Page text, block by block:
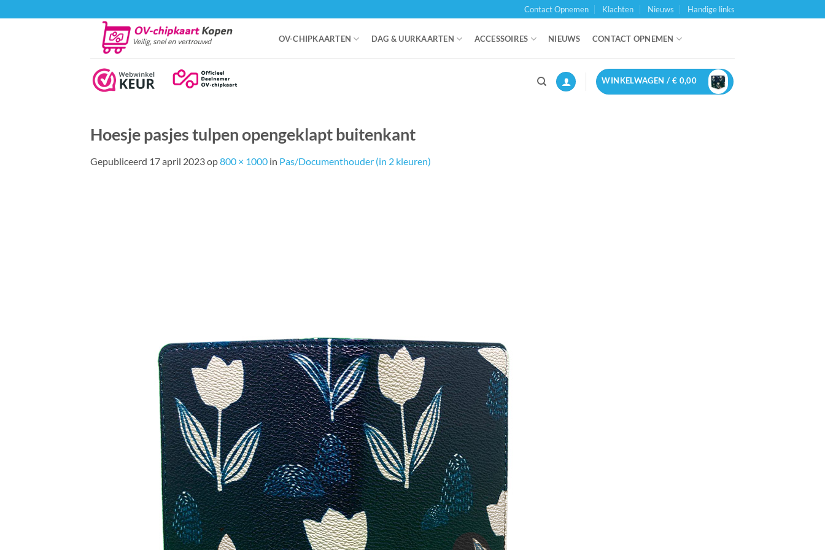
naar
Contact Opnemen Klachten Nieuws Handige links
OV-CHIPKAARTEN DAG & UURKAARTEN ACCESSOIRES NIEUWS CONTACT OPNEMEN
WINKELWAGEN / € 0,00
Hoesje pasjes tulpen opengeklapt buitenkant
Gepubliceerd 17 april 2023op800 × 1000 in Pas/Documenthouder (in 2 kleuren)